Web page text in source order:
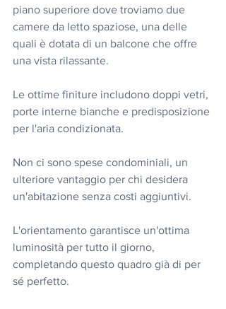
piano superiore dove troviamo due
camere da letto spaziose, una delle
quali è dotata di un balcone che offre
una vista rilassante.
Le ottime finiture includono doppi vetri,
porte interne bianche e predisposizione
per l'aria condizionata.
Non ci sono spese condominiali, un
ulteriore vantaggio per chi desidera
un'abitazione senza costi aggiuntivi.
L'orientamento garantisce un'ottima
luminosità per tutto il giorno,
completando questo quadro già di per
sé perfetto.